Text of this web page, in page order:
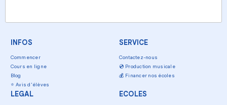
INFOS
Commencer
Cours en ligne
Blog
⭐ Avis d'élèves
SERVICE
Contactez-nous
💿 Production musicale
💰 Financer nos écoles
LEGAL ECOLES